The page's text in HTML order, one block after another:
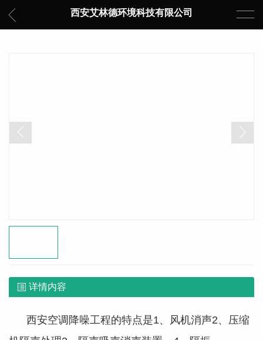
西安艾林德环境科技有限公司
详情内容
西安空调降噪工程的特点是1、风机消声2、压缩